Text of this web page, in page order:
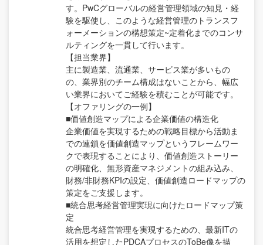
す。PwCグローバルの経営管理領域の知見・経
験を駆使し、このような経営管理のトランスフ
ォーメーションの構想策定~定着化までのコンサ
ルティングを一貫して行います。
【担当業界】
主に製造業、流通業、サービス業が多いもの
の、業界別のチーム構成はないことから、幅広
い業界においてご経験を積むことが可能です。
【オファリングの一例】
■価値創造マップによる企業価値の構造化
企業価値を実現するための戦略目標から活動ま
での連鎖を価値創造マップというフレームワー
クで表現することにより、価値創造ストーリー
の明確化、無形資産マネジメントの組み込み、
財務/非財務KPIの設定、価値創造ロードマップの
策定をご支援します。
■統合思考経営管理実現に向けたロードマップ策
定
統合思考経営管理を実現するための、最新ITの
活用を想定したPDCAプロセスのToBe像を描